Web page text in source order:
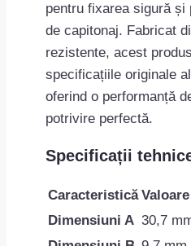
pentru fixarea sigură și
de capitonaj. Fabricat
rezistente, acest
specificațiile originale
oferind o performanță
potrivire perfectă.
Specificații
Caracteristică Valoare
Dimensiuni A 30,7